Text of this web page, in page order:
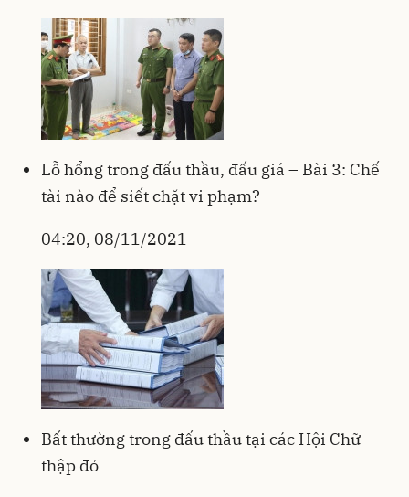
Lỗ hổng trong đấu thầu, đấu giá – Bài 3: Chế
tài nào để siết chặt vi phạm?
04:20, 08/11/2021
Bất thường trong đấu thầu tại các Hội Chữ
thập đỏ